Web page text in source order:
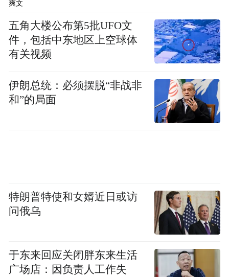
爽文
五角大楼公布第5批UFO文
件，包括中东地区上空球体
有关视频
伊朗总统：必须摆脱“非战非
和”的局面
特朗普特使和女婿近日或访
问俄乌
于东来回应关闭胖东来生活
广场店：因负责人工作失